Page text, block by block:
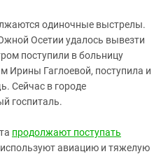
одиночные выстрелы.
Осетии удалось вывезти
поступили в больницу
Ирины Гаглоевой, поступила и
Сейчас в городе
госпиталь.
продолжают поступать
авиацию и тяжелую